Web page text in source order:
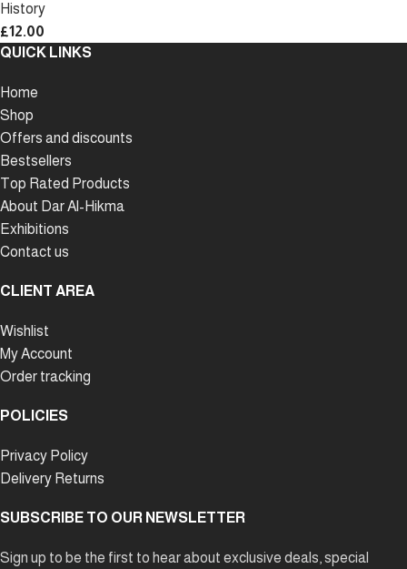
History
£12.00
QUICK LINKS
Home
Shop
Offers and discounts
Bestsellers
Top Rated Products
About Dar Al-Hikma
Exhibitions
Contact us
CLIENT AREA
Wishlist
My Account
Order tracking
POLICIES
Privacy Policy
Delivery Returns
SUBSCRIBE TO OUR NEWSLETTER
Sign up to be the first to hear about exclusive deals, special